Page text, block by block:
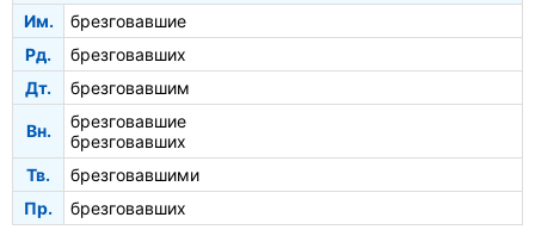
Им.
брезговавшие
Рд.
брезговавших
Дт.
брезговавшим
Вн.
брезговавшие
брезговавших
Тв.
брезговавшими
Пр.
брезговавших